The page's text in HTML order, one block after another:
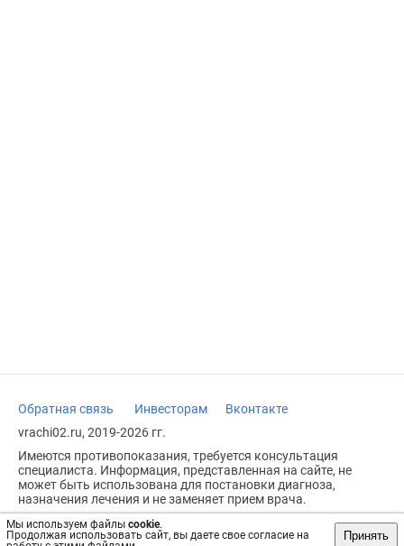
Мы используем файлы cookie.
Продолжая использовать сайт, вы даете свое согласие на
Принять
Обратная связь Инвесторам
Вконтакте
vrachi02.ru, 2019-2026 гг.
Имеются противопоказания, требуется консультация
специалиста. Информация, представленная на сайте, не
может быть использована для постановки диагноза,
назначения лечения и не заменяет прием врача.
Возрастное ограничение: 18+